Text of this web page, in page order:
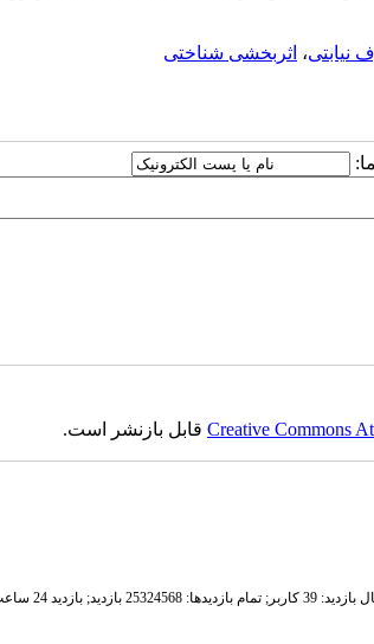
نیابتی، اثربخشی شناختی
Creative Commonsقابل بازنشر است.
39 کاربر; تمام بازدید‌ها: 25324568 بازدید; بازدید 24 ساعت قبل: 3405 بازدید